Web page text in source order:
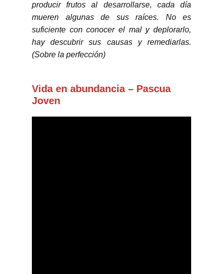
producir frutos al desarrollarse, cada día
mueren algunas de sus raíces. No es
suficiente con conocer el mal y deplorarlo,
hay descubrir sus causas y remediarlas.
(Sobre la perfección)
Vida en abundancia – Pascua
Joven